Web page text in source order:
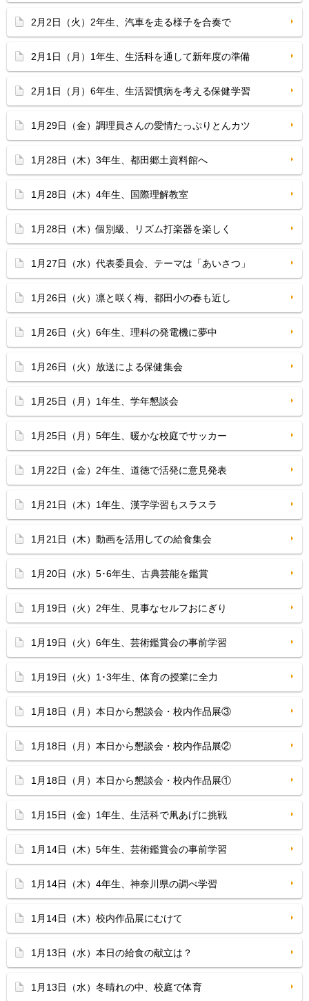
2月2日（火）2年生、汽車を走る様子を合奏で
2月1日（月）1年生、生活科を通して新年度の準備
2月1日（月）6年生、生活習慣病を考える保健学習
1月29日（金）調理員さんの愛情たっぷりとんカツ
1月28日（木）3年生、都田郷土資料館へ
1月28日（木）4年生、国際理解教室
1月28日（木）個別級、リズム打楽器を楽しく
1月27日（水）代表委員会、テーマは「あいさつ」
1月26日（火）凛と咲く梅、都田小の春も近し
1月26日（火）6年生、理科の発電機に夢中
1月26日（火）放送による保健集会
1月25日（月）1年生、学年懇談会
1月25日（月）5年生、暖かな校庭でサッカー
1月22日（金）2年生、道徳で活発に意見発表
1月21日（木）1年生、漢字学習もスラスラ
1月21日（木）動画を活用しての給食集会
1月20日（水）5･6年生、古典芸能を鑑賞
1月19日（火）2年生、見事なセルフおにぎり
1月19日（火）6年生、芸術鑑賞会の事前学習
1月19日（火）1･3年生、体育の授業に全力
1月18日（月）本日から懇談会・校内作品展③
1月18日（月）本日から懇談会・校内作品展②
1月18日（月）本日から懇談会・校内作品展①
1月15日（金）1年生、生活科で凧あげに挑戦
1月14日（木）5年生、芸術鑑賞会の事前学習
1月14日（木）4年生、神奈川県の調べ学習
1月14日（木）校内作品展にむけて
1月13日（水）本日の給食の献立は？
1月13日（水）冬晴れの中、校庭で体育